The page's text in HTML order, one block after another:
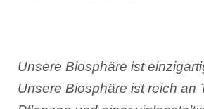
Unsere Biosphäre ist
Unsere Biosphäre ist reich an